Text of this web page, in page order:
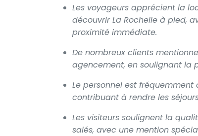
Les voyageurs apprécient la
découvrir La Rochelle à pied,
proximité immédiate.
De nombreux clients
agencement, en soulignant la
Le personnel est
contribuant à rendre les
Les visiteurs soulignent la
salés, avec une mention